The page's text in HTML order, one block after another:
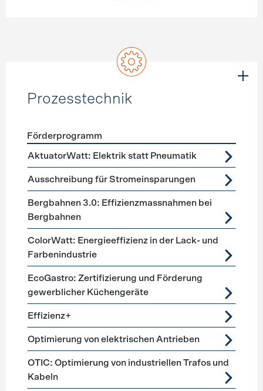
Prozesstechnik
Förderprogramme Prozesstechnik
Förderprogramm
AktuatorWatt: Elektrik statt Pneumatik
Ausschreibung für Stromeinsparungen
Bergbahnen 3.0: Effizienzmassnahmen bei
Bergbahnen
ColorWatt: Energieeffizienz in der Lack- und
Farbenindustrie
EcoGastro: Zertifizierung und Förderung
gewerblicher Küchengeräte
Effizienz+
Optimierung von elektrischen Antrieben
OTIC: Optimierung von industriellen Trafos und
Kabeln